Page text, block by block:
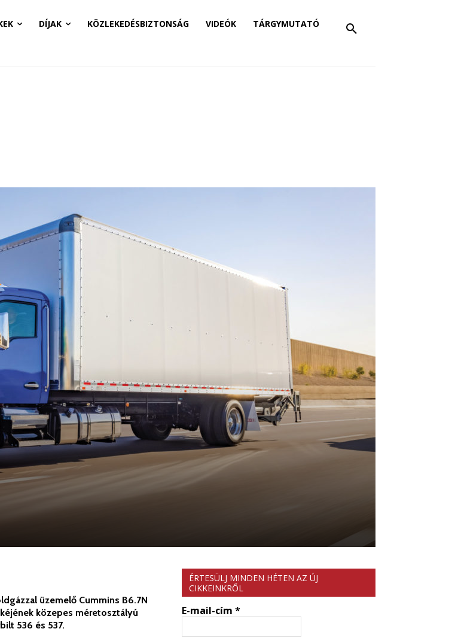
DÍJAK KÖZLEKEDÉSBIZTONSÁG VIDEÓK TÁRGYMUTATÓ
üzemelő Cummins B6.7N
közepes méretosztályú
536 és 537.
ÉRTESÜLJ MINDEN HÉTEN AZ ÚJ
CIKKEINKRŐL
E-mail-cím *